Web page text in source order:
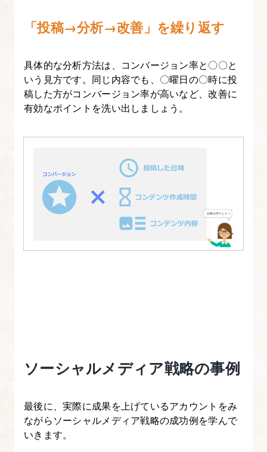
「投稿→分析→改善」を繰り返す
具体的な分析方法は、コンバージョン率と〇〇と
いう見方です。同じ内容でも、〇曜日の〇時に投
稿した方がコンバージョン率が高いなど、改善に
有効なポイントを洗い出しましょう。
ソーシャルメディア戦略の事例
最後に、実際に成果を上げているアカウントをみ
ながらソーシャルメディア戦略の成功例を学んで
いきます。